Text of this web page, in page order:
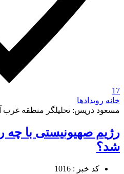
17
خانه رویدادها
مسعود دریس: تحلیلگر منطقه غرب
رژیم صهیونیستی با
شد؟
کد خبر : 1016